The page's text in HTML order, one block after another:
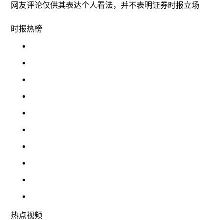
网友评论仅供其表达个人看法，并不表明证券时报立场
时报热榜
热点视频